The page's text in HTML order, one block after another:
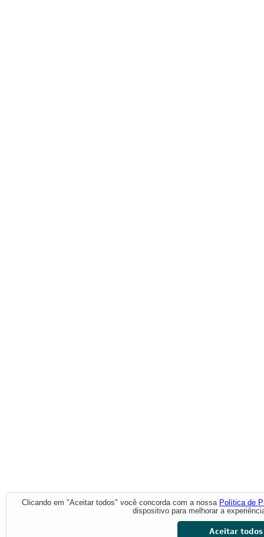
Clicando em "Aceitar todos" você concorda com a nossa Política de
dispositivo para melhorar a
Aceitar todos